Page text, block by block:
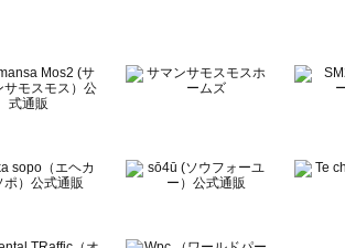
（べティーズブルー）のレッグウェア一覧
ルドパーティー）のレッグウェア一覧